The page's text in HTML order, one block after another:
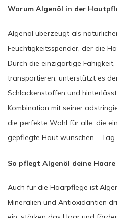
Warum Algenöl in der
Algenöl überzeugt als
Feuchtigkeitsspender, der die
Durch die einzigartige
transportieren, unterstützt es
Schlackenstoffen und
Kombination mit seiner
die perfekte Wahl für alle, die
gepflegte Haut wünschen – Tag
So pflegt Algenöl deine
Auch für die Haarpflege ist
Mineralien und Antioxidantien